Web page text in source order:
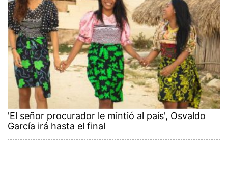
'El señor procurador le mintió al país', Osvaldo
García irá hasta el final